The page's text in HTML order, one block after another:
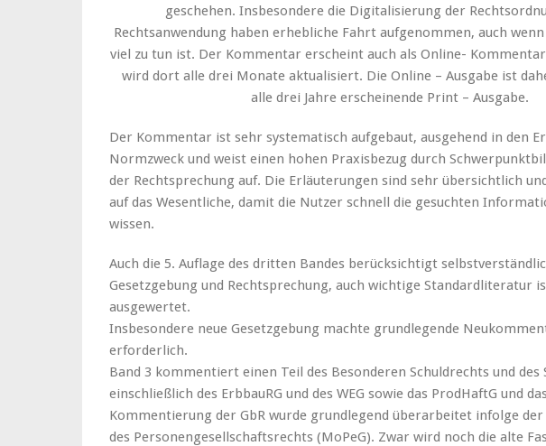
geschehen. Insbesondere die Digitalisierung der
Rechtsanwendung haben erhebliche Fahrt aufgenommen, auch
viel zu tun ist. Der Kommentar erscheint auch als Online-
wird dort alle drei Monate aktualisiert. Die Online – Ausgabe ist
alle drei Jahre erscheinende Print – Ausgabe.
Der Kommentar ist sehr systematisch aufgebaut, ausgehend in den
Normzweck und weist einen hohen Praxisbezug durch
der Rechtsprechung auf. Die Erläuterungen sind sehr übersichtlich
auf das Wesentliche, damit die Nutzer schnell die gesuchten
wissen.
Auch die 5. Auflage des dritten Bandes berücksichtigt
Gesetzgebung und Rechtsprechung, auch wichtige Standardliteratur
ausgewertet.
Insbesondere neue Gesetzgebung machte grundlegende
erforderlich.
Band 3 kommentiert einen Teil des Besonderen Schuldrechts und des
einschließlich des ErbbauRG und des WEG sowie das ProdHaftG und
Kommentierung der GbR wurde grundlegend überarbeitet infolge
des Personengesellschaftsrechts (MoPeG). Zwar wird noch die alte